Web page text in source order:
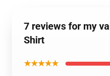
7 reviews for my
Shirt
★★★★★